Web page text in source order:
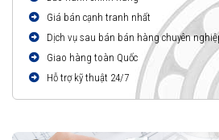
Giá bán cạnh tranh nhất
Dịch vụ sau bán bán hàng chuyên
Giao hàng toàn Quốc
Hỗ trợ kỹ thuật 24/7